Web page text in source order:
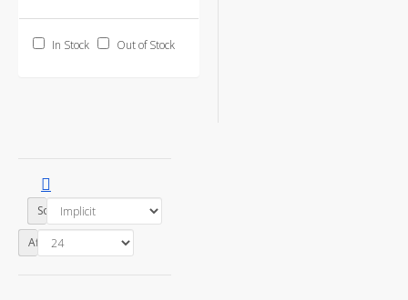
HP Kingston Lenovo
Philips
Sony Toscido Toshiba
In Stock Out of Stock
Sortare după:
Afișare: